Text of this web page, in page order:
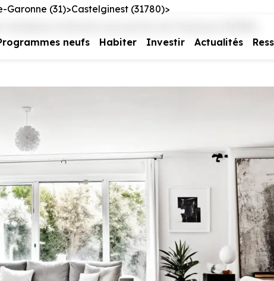
neufs Habiter Investir Actualités
Garonne (31) Castelginest (31780)
intimiste aux portes de Toulouse (31780)